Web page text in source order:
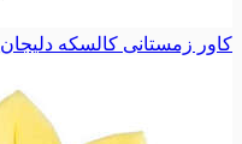
کاور زمستانی کالسکه دلیجان